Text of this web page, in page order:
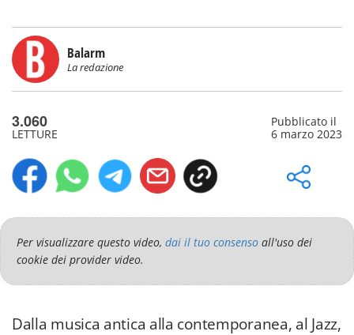
Balarm
La redazione
3.060
LETTURE
Pubblicato il
6 marzo 2023
Per visualizzare questo video, dai il tuo consenso all'uso dei
cookie dei provider video.
Dalla musica antica alla contemporanea, al Jazz,